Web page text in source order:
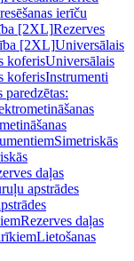
ierīču
[2XL]Rezerves
[2XL]Universālais
koferisUniversālais
koferisInstrumenti
paredzētas:
Simetriskās
daļas
apstrādes
Rezerves daļas
Lietošanas